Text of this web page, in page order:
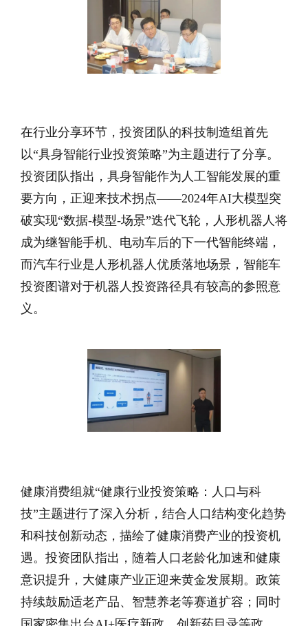
在行业分享环节，投资团队的科技制造组首先
以“具身智能行业投资策略”为主题进行了分享。
投资团队指出，具身智能作为人工智能发展的重
要方向，正迎来技术拐点——2024年AI大模型突
破实现“数据-模型-场景”迭代飞轮，人形机器人将
成为继智能手机、电动车后的下一代智能终端，
而汽车行业是人形机器人优质落地场景，智能车
投资图谱对于机器人投资路径具有较高的参照意
义。
健康消费组就“健康行业投资策略：人口与科
技”主题进行了深入分析，结合人口结构变化趋势
和科技创新动态，描绘了健康消费产业的投资机
遇。投资团队指出，随着人口老龄化加速和健康
意识提升，大健康产业正迎来黄金发展期。政策
持续鼓励适老产品、智慧养老等赛道扩容；同时